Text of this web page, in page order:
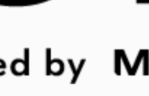
な領域でD2C発のヒット商品が生まれ
ョンに取り組んだら良いのでしょうか
今回は、 “売れないもの”を売る会社